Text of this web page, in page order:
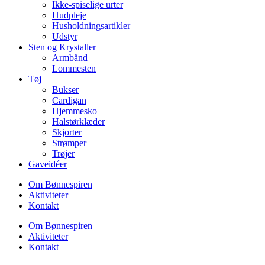
Ikke-spiselige urter
Hudpleje
Husholdningsartikler
Udstyr
Sten og Krystaller
Armbånd
Lommesten
Tøj
Bukser
Cardigan
Hjemmesko
Halstørklæder
Skjorter
Strømper
Trøjer
Gaveidéer
Om Bønnespiren
Aktiviteter
Kontakt
Om Bønnespiren
Aktiviteter
Kontakt